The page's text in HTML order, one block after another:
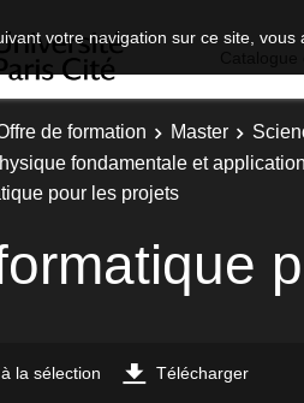
votre navigation sur ce site,
de formation Master
fondamentale et
pour les projets
la sélection Télécharger